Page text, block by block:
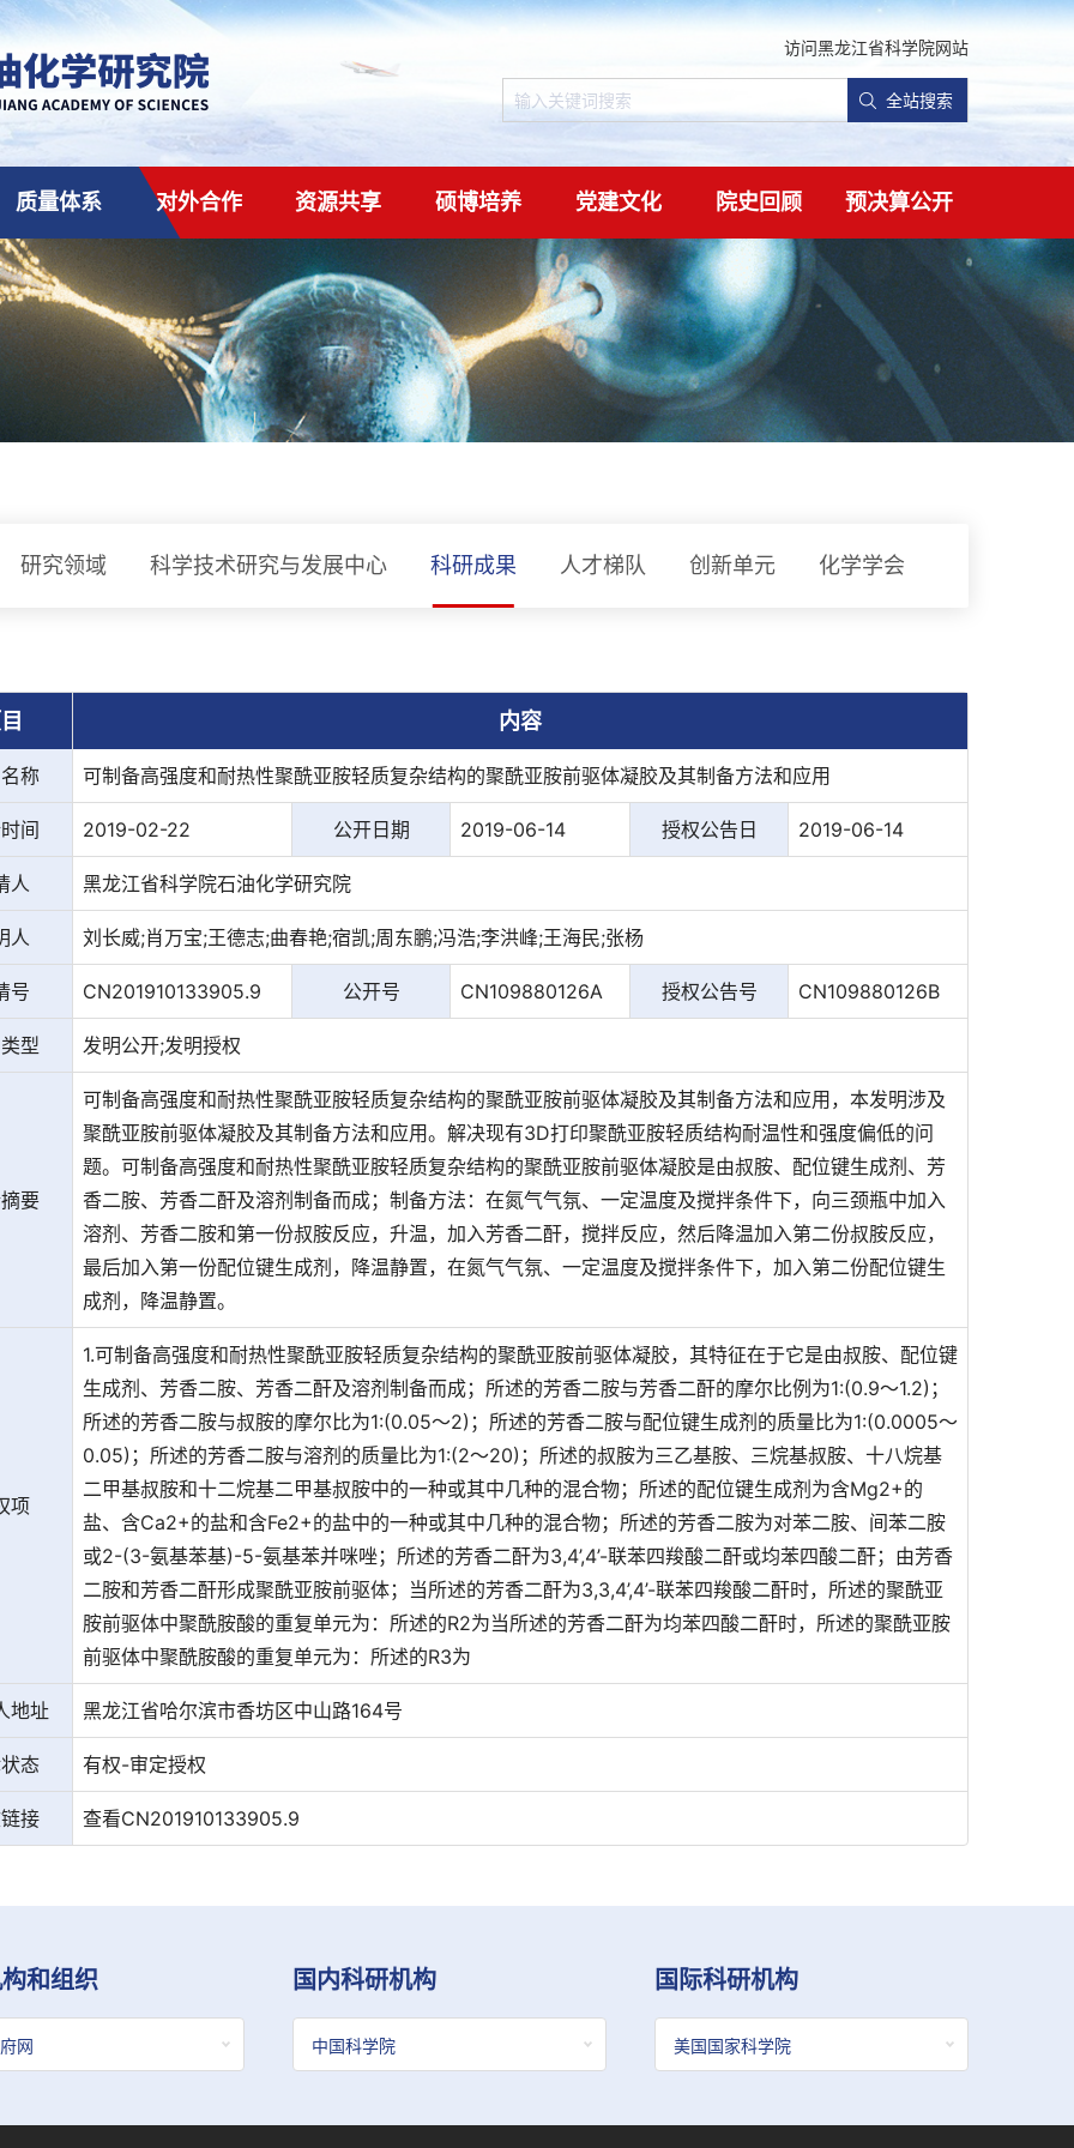
访问黑龙江省科学院网站
全站搜索
质量体系 对外合作 资源共享 硕博培养 党建文化 院史回顾 预决算公开
研究领域 科学技术研究与发展中心 科研成果 人才梯队 创新单元 化学学会
内容
称 可制备高强度和耐热性聚酰亚胺轻质复杂结构的聚酰亚胺前驱体凝胶及其制备方法和应用
间 2019-02-22 公开日期 2019-06-14 授权公告日 2019-06-14
人 黑龙江省科学院石油化学研究院
人 刘长威;肖万宝;王德志;曲春艳;宿凯;周东鹏;冯浩;李洪峰;王海民;张杨
号 CN201910133905.9 公开号 CN109880126A 授权公告号 CN109880126B
型 发明公开;发明授权
要
可制备高强度和耐热性聚酰亚胺轻质复杂结构的聚酰亚胺前驱体凝胶及其制备方法和应用，本发明涉及
聚酰亚胺前驱体凝胶及其制备方法和应用。解决现有3D打印聚酰亚胺轻质结构耐温性和强度偏低的问
题。可制备高强度和耐热性聚酰亚胺轻质复杂结构的聚酰亚胺前驱体凝胶是由叔胺、配位键生成剂、芳
香二胺、芳香二酐及溶剂制备而成；制备方法：在氮气气氛、一定温度及搅拌条件下，向三颈瓶中加入
溶剂、芳香二胺和第一份叔胺反应，升温，加入芳香二酐，搅拌反应，然后降温加入第二份叔胺反应，
最后加入第一份配位键生成剂，降温静置，在氮气气氛、一定温度及搅拌条件下，加入第二份配位键生
成剂，降温静置。
项
1.可制备高强度和耐热性聚酰亚胺轻质复杂结构的聚酰亚胺前驱体凝胶，其特征在于它是由叔胺、配位键
生成剂、芳香二胺、芳香二酐及溶剂制备而成；所述的芳香二胺与芳香二酐的摩尔比例为1:(0.9～1.2)；
所述的芳香二胺与叔胺的摩尔比为1:(0.05～2)；所述的芳香二胺与配位键生成剂的质量比为1:(0.0005～
0.05)；所述的芳香二胺与溶剂的质量比为1:(2～20)；所述的叔胺为三乙基胺、三烷基叔胺、十八烷基
二甲基叔胺和十二烷基二甲基叔胺中的一种或其中几种的混合物；所述的配位键生成剂为含Mg2+的
盐、含Ca2+的盐和含Fe2+的盐中的一种或其中几种的混合物；所述的芳香二胺为对苯二胺、间苯二胺
或2-(3-氨基苯基)-5-氨基苯并咪唑；所述的芳香二酐为3,4’,4’-联苯四羧酸二酐或均苯四酸二酐；由芳香
二胺和芳香二酐形成聚酰亚胺前驱体；当所述的芳香二酐为3,3,4’,4’-联苯四羧酸二酐时，所述的聚酰亚
胺前驱体中聚酰胺酸的重复单元为：所述的R2为当所述的芳香二酐为均苯四酸二酐时，所述的聚酰亚胺
前驱体中聚酰胺酸的重复单元为：所述的R3为
地址 黑龙江省哈尔滨市香坊区中山路164号
态 有权-审定授权
接 查看CN201910133905.9
和组织 国内科研机构 国际科研机构